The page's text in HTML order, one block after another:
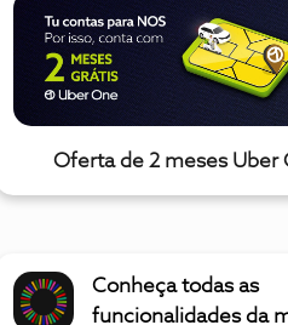
Oferta de 2 meses Uber
Conheça todas as
funcionalidades da